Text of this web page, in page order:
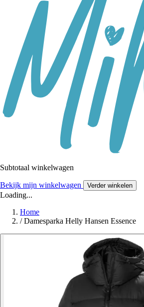
Subtotaal winkelwagen
Bekijk mijn winkelwagen Verder winkelen
Loading...
Home
/ Damesparka Helly Hansen Essence